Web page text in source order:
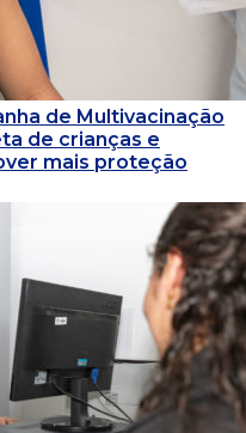
de Multivacinação
de crianças e
mais proteção